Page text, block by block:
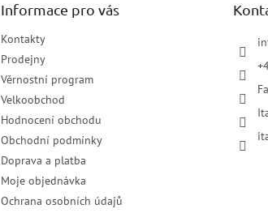
Informace pro vás
Kontakty
Prodejny
Věrnostní program
Velkoobchod
Hodnocení obchodu
Obchodní podmínky
Doprava a platba
Moje objednávka
Ochrana osobních údajů